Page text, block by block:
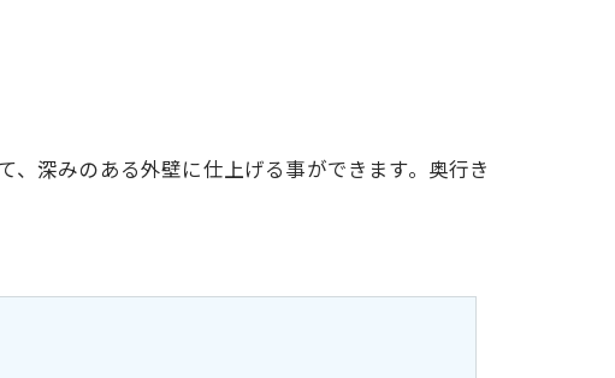
深みのある外壁に仕上げる事ができます。奥行き